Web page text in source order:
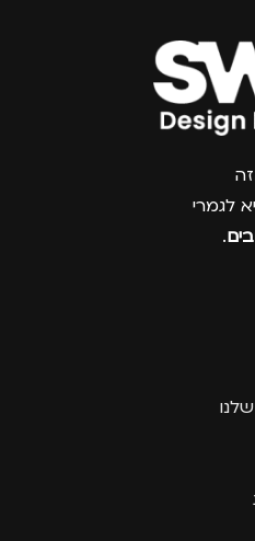
צרפו אותי למועדון
לגמרי
.